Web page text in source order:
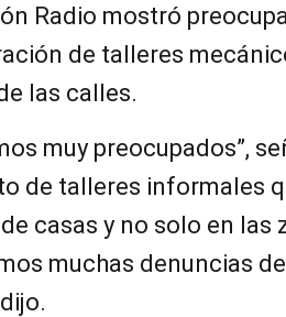
Radio mostró
de talleres
las calles.
muy preocupados”,
de talleres informales
casas y no solo en las
muchas denuncias